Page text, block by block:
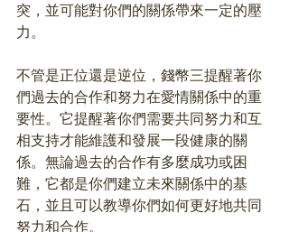
突，並可能對你們的關係帶來一定的壓
力。
不管是正位還是逆位，錢幣三提醒著你
們過去的合作和努力在愛情關係中的重
要性。它提醒著你們需要共同努力和互
相支持才能維護和發展一段健康的關
係。無論過去的合作有多麼成功或困
難，它都是你們建立未來關係中的基
石，並且可以教導你們如何更好地共同
努力和合作。